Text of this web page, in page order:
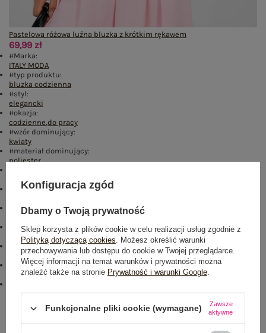
Pastelowa różowa luźna bluzka z krótkim rękawem
69,99 zł
#Marka:
ITALY MODA
#typ produktu:
bluzka codzienna
#styl:
elegancki
#okazja:
codzienne,do pracy
#wzór dominujący:
kwiaty
#materiał dominujący:
poliester
standardowa
#rękaw:
#dekolt:
#cechy dodatkowe:
marszczenia
#skład materiału :
52% poliester ,40% wiskoza,8% elastan
#sposób prania :
pranie w pralce w 30°C
Modelka ma na sobie rozmiar one size. Wymiary modelki: wzrost 173
cm, biust 85 cm, talia 62 cm, biodra 95 cm
Rozmiar: One size
Konfiguracja zgód
Dbamy o Twoją prywatność
Sklep korzysta z plików cookie w celu realizacji usług zgodnie z
Polityką dotyczącą cookies. Możesz określić warunki
przechowywania lub dostępu do cookie w Twojej przeglądarce.
Więcej informacji na temat warunków i prywatności można
znaleźć także na stronie Prywatność i warunki Google.
Funkcjonalne pliki cookie (wymagane)
Zawsze
aktywne